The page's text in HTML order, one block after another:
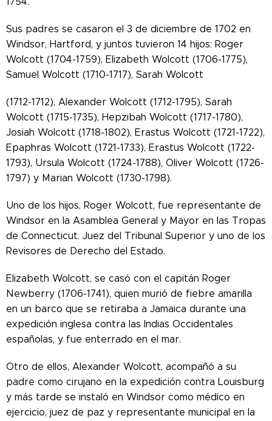
Sus padres se casaron el 3 de diciembre de 1702 en
Windsor, Hartford, y juntos tuvieron 14 hijos: Roger
Wolcott (1704-1759), Elizabeth Wolcott (1706-1775),
Samuel Wolcott (1710-1717), Sarah Wolcott
(1712-1712), Alexander Wolcott (1712-1795), Sarah
Wolcott (1715-1735), Hepzibah Wolcott (1717-1780),
Josiah Wolcott (1718-1802), Erastus Wolcott (1721-1722),
Epaphras Wolcott (1721-1733), Erastus Wolcott (1722-
1793), Ursula Wolcott (1724-1788), Oliver Wolcott (1726-
1797) y Marian Wolcott (1730-1798).
Uno de los hijos, Roger Wolcott, fue representante de
Windsor en la Asamblea General y Mayor en las Tropas
de Connecticut. Juez del Tribunal Superior y uno de los
Revisores de Derecho del Estado.
Elizabeth Wolcott, se casó con el capitán Roger
Newberry (1706-1741), quien murió de fiebre amarilla
en un barco que se retiraba a Jamaica durante una
expedición inglesa contra las Indias Occidentales
españolas, y fue enterrado en el mar.
Otro de ellos, Alexander Wolcott, acompañó a su
padre como cirujano en la expedición contra Louisburg
y más tarde se instaló en Windsor como médico en
ejercicio, juez de paz y representante municipal en la